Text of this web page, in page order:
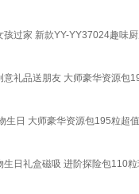
过家 新款YY-YY37024趣味
礼品送朋友 大师豪华资源包
生日 大师豪华资源包195粒超值
日礼盒磁吸 进阶探险包110粒